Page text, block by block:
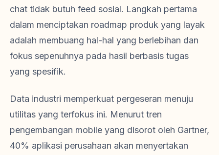
chat tidak butuh feed sosial. Langkah pertama
dalam menciptakan roadmap produk yang layak
adalah membuang hal-hal yang berlebihan dan
fokus sepenuhnya pada hasil berbasis tugas
yang spesifik.
Data industri memperkuat pergeseran menuju
utilitas yang terfokus ini. Menurut tren
pengembangan mobile yang disorot oleh Gartner,
40% aplikasi perusahaan akan menyertakan